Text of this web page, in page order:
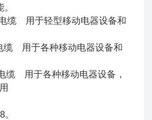
缆 用于轻型移动电器设备和
用于各种移动电器设备和
缆 用于各种移动电器设备，